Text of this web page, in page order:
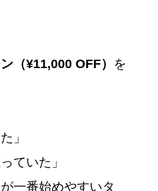
（¥11,000 OFF）
を
」
ていた」
一番始めやすいタ